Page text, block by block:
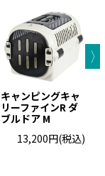
しゃれ空間を演出
キャンピングキャ
リーファインR ダ
ブルドア M
13,200円(税込)